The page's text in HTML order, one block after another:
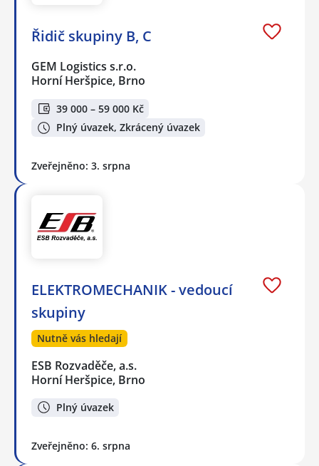
Řidič skupiny B, C
GEM Logistics s.r.o.
Horní Heršpice, Brno
39 000 – 59 000 Kč
Plný úvazek, Zkrácený úvazek
Zveřejněno: 3. srpna
ELEKTROMECHANIK - vedoucí
skupiny
Nutně vás hledají
ESB Rozvaděče, a.s.
Horní Heršpice, Brno
Plný úvazek
Zveřejněno: 6. srpna